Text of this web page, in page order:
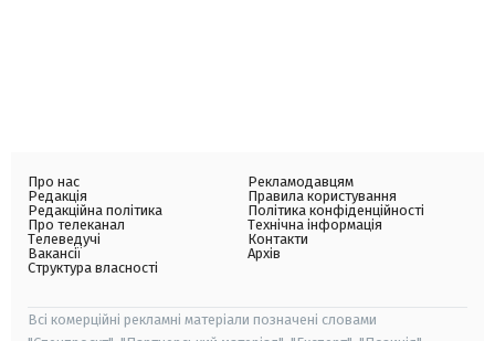
Про нас
Редакція
Редакційна політика
Про телеканал
Телеведучі
Вакансії
Структура власності
Рекламодавцям
Правила користування
Політика конфіденційності
Технічна інформація
Контакти
Архів
Всі комерційні рекламні матеріали позначені словами